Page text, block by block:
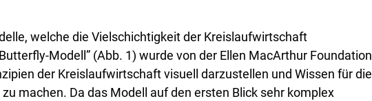
welche die Vielschichtigkeit der Kreislaufwirtschaft
Modell” (Abb. 1) wurde von der Ellen MacArthur Foundation
der Kreislaufwirtschaft visuell darzustellen und Wissen für die
machen. Da das Modell auf den ersten Blick sehr komplex